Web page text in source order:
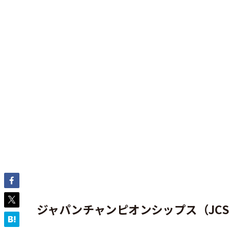
ジャパンチャンピオンシップス（